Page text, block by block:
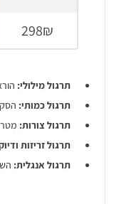
תרגול מילולי:
תרגול כמותי:
תרגול צורות:
תרגול זריזות
תרגול אנגלית: